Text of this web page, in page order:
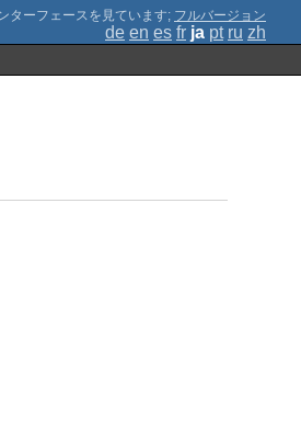
; フルバージョン
de en es fr ja pt ru zh